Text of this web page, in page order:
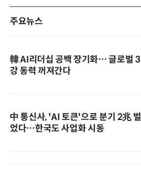
주요뉴스
韓 AI리더십 공백 장기화… 글로벌 3
강 동력 꺼져간다
中 통신사, 'AI 토큰'으로 분기 2兆 벌
었다…한국도 사업화 시동